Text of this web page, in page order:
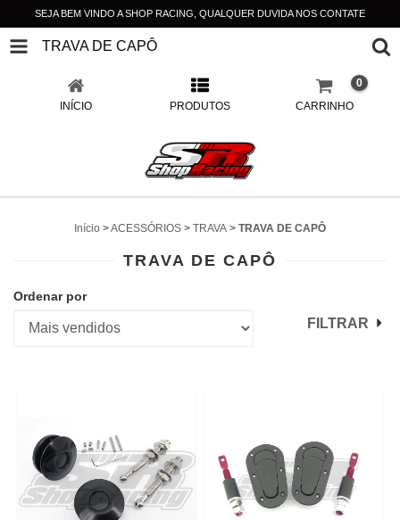
SEJA BEM VINDO A SHOP RACING, QUALQUER DUVIDA NOS CONTATE
TRAVA DE CAPÔ
INÍCIO PRODUTOS CARRINHO
0
Início >ACESSÓRIOS > TRAVA > TRAVA DE CAPÔ
TRAVA DE CAPÔ
Ordenar por
FILTRAR